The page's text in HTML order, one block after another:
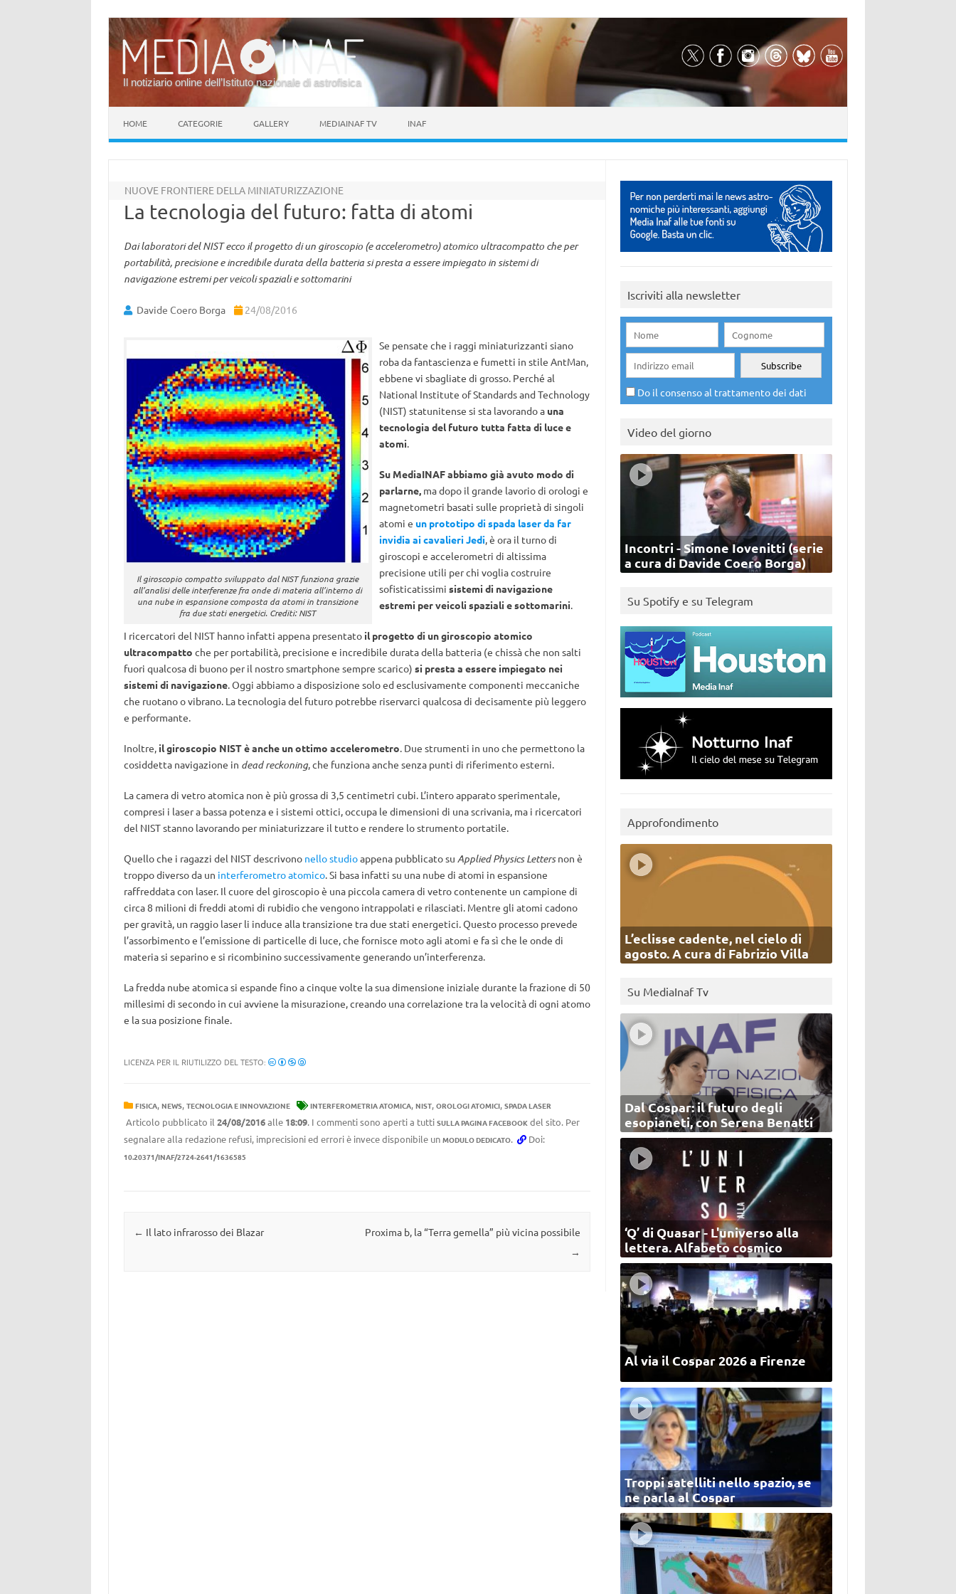
Il notiziario online dell’Istituto nazionale di astrofisica
HOME CATEGORIE GALLERY MEDIAINAF TV INAF
NUOVE FRONTIERE DELLA MINIATURIZZAZIONE
La tecnologia del futuro: fatta di atomi
Dai laboratori del NIST ecco il progetto di un giroscopio (e accelerometro) atomico ultracompatto che per
portabilità, precisione e incredibile durata della batteria si presta a essere impiegato in sistemi di
navigazione estremi per veicoli spaziali e sottomarini
Davide Coero Borga 24/08/2016
Il giroscopio compatto sviluppato dal NIST funziona grazie
all’analisi delle interferenze fra onde di materia all’interno di
una nube in espansione composta da atomi in transizione
fra due stati energetici. Crediti: NIST
Se pensate che i raggi miniaturizzanti siano
roba da fantascienza e fumetti in stile AntMan,
ebbene vi sbagliate di grosso. Perché al
National Institute of Standards and Technology
(NIST) statunitense si sta lavorando a una
tecnologia del futuro tutta fatta di luce e
atomi.
Su MediaINAF abbiamo già avuto modo di
parlarne,ma dopo il grande lavorio di orologi e
magnetometri basati sulle proprietà di singoli
atomi e un prototipo di spada laser da far
invidia ai cavalieri Jedi, è ora il turno di
giroscopi e accelerometri di altissima
precisione utili per chi voglia costruire
sofisticatissimi sistemi di navigazione
estremi per veicoli spaziali e sottomarini.
I ricercatori del NIST hanno infatti appena presentato il progetto di un giroscopio atomico
ultracompatto che per portabilità, precisione e incredibile durata della batteria (e chissà che non salti
fuori qualcosa di buono per il nostro smartphone sempre scarico) si presta a essere impiegato nei
sistemi di navigazione. Oggi abbiamo a disposizione solo ed esclusivamente componenti meccaniche
che ruotano o vibrano. La tecnologia del futuro potrebbe riservarci qualcosa di decisamente più leggero
e performante.
Inoltre, il giroscopio NIST è anche un ottimo accelerometro. Due strumenti in uno che permettono la
cosiddetta navigazione in dead reckoning, che funziona anche senza punti di riferimento esterni.
La camera di vetro atomica non è più grossa di 3,5 centimetri cubi. L’intero apparato sperimentale,
compresi i laser a bassa potenza e i sistemi ottici, occupa le dimensioni di una scrivania, ma i ricercatori
del NIST stanno lavorando per miniaturizzare il tutto e rendere lo strumento portatile.
Quello che i ragazzi del NIST descrivono nello studioappena pubblicato su Applied Physics Lettersnon è
troppo diverso da un interferometro atomico. Si basa infatti su una nube di atomi in espansione
raffreddata con laser. Il cuore del giroscopio è una piccola camera di vetro contenente un campione di
circa 8 milioni di freddi atomi di rubidio che vengono intrappolati e rilasciati. Mentre gli atomi cadono
per gravità, un raggio laser li induce alla transizione tra due stati energetici. Questo processo prevede
l’assorbimento e l’emissione di particelle di luce, che fornisce moto agli atomi e fa sì che le onde di
materia si separino e si ricombinino successivamente generando un’interferenza.
La fredda nube atomica si espande fino a cinque volte la sua dimensione iniziale durante la frazione di 50
millesimi di secondo in cui avviene la misurazione, creando una correlazione tra la velocità di ogni atomo
e la sua posizione finale.
LICENZA PER IL RIUTILIZZO DEL TESTO:
FISICA, NEWS, TECNOLOGIA E INNOVAZIONE INTERFEROMETRIA ATOMICA, NIST, OROLOGI ATOMICI, SPADA LASER
Articolo pubblicato il 24/08/2016alle 18:09. I commenti sono aperti a tutti SULLA PAGINA FACEBOOKdel sito. Per
segnalare alla redazione refusi, imprecisioni ed errori è invece disponibile un MODULO DEDICATO. Doi:
10.20371/INAF/2724-2641/1636585
Navigazione articolo
← Il lato infrarosso dei Blazar
Proxima b, la “Terra gemella” più vicina possibile
→
Iscriviti alla newsletter
Do il consenso al trattamento dei dati
Video del giorno
Incontri - Simone Iovenitti (serie
a cura di Davide Coero Borga)
Su Spotify e su Telegram
Approfondimento
L’eclisse cadente, nel cielo di
agosto. A cura di Fabrizio Villa
Su MediaInaf Tv
Dal Cospar: il futuro degli
esopianeti, con Serena Benatti
‘Q’ di Quasar - L'universo alla
lettera. Alfabeto cosmico
Al via il Cospar 2026 a Firenze
Troppi satelliti nello spazio, se
ne parla al Cospar